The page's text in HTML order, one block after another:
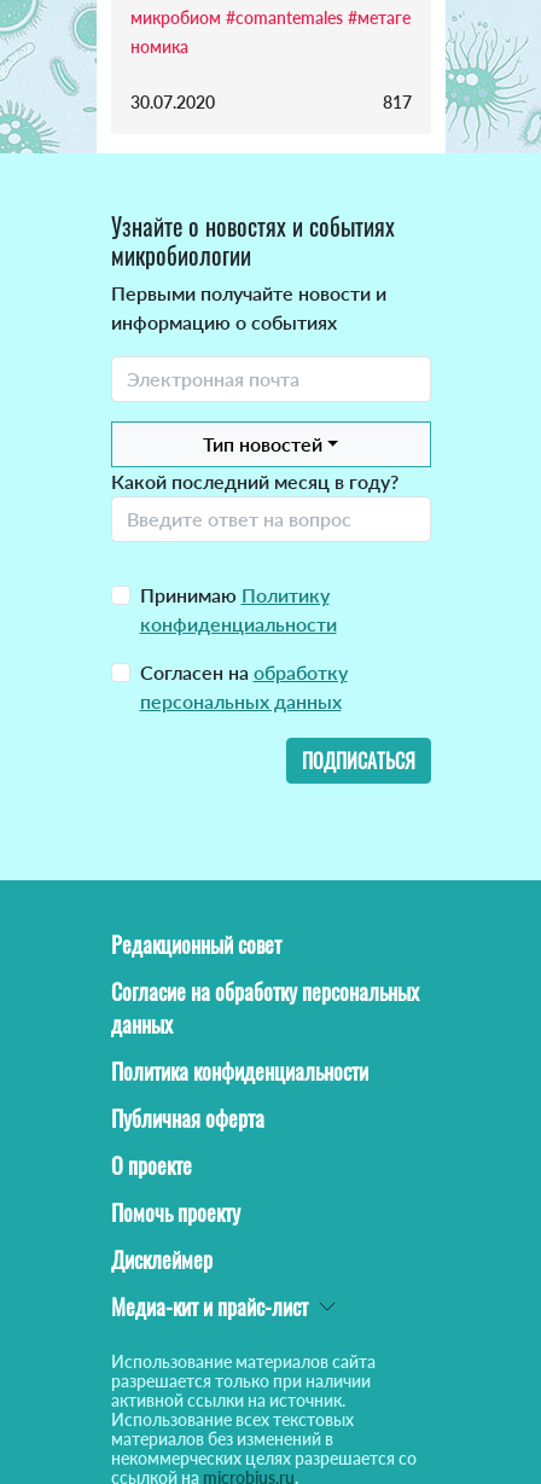
микробиом #comantemales #метаге
номика
30.07.2020 817
Узнайте о новостях и событиях
микробиологии
Первыми получайте новости и
информацию о событиях
Тип новостей
Какой последний месяц в году?
Принимаю Политику
конфиденциальности
Согласен на обработку
персональных данных
ПОДПИСАТЬСЯ
Редакционный совет
Согласие на обработку персональных
данных
Политика конфиденциальности
Публичная оферта
О проекте
Помочь проекту
Дисклеймер
Медиа-кит и прайс-лист
Использование материалов сайта
разрешается только при наличии
активной ссылки на источник.
Использование всех текстовых
материалов без изменений в
некоммерческих целях разрешается со
ссылкой на microbius.ru.